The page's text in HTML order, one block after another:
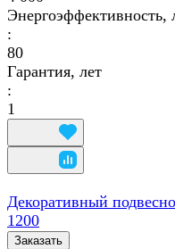
Энергоэффективность,
:
80
Гарантия, лет
:
1
Декоративный
1200
Заказать